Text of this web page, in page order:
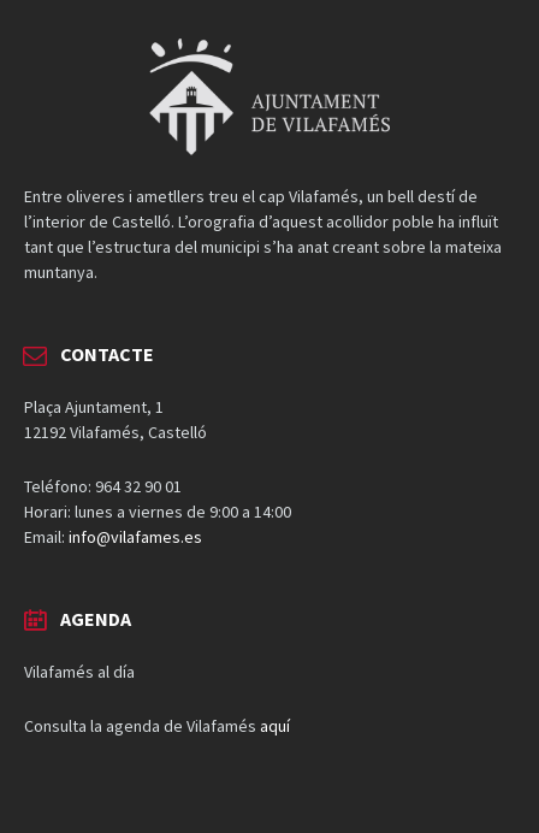
Entre oliveres i ametllers treu el cap Vilafamés, un bell destí de
l’interior de Castelló. L’orografia d’aquest acollidor poble ha influït
tant que l’estructura del municipi s’ha anat creant sobre la mateixa
muntanya.
CONTACTE
Plaça Ajuntament, 1
12192 Vilafamés, Castelló
Teléfono: 964 32 90 01
Horari: lunes a viernes de 9:00 a 14:00
Email: info@vilafames.es
AGENDA
Vilafamés al día
Consulta la agenda de Vilafamés aquí